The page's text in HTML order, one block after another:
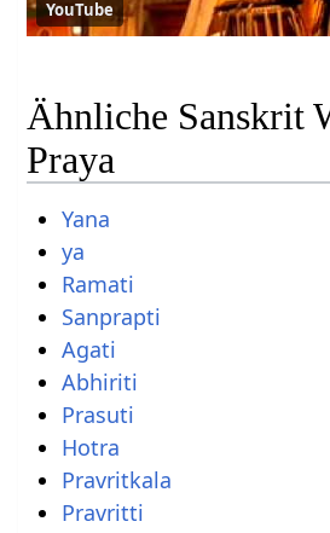
YouTube
Ähnliche Sanskrit
Praya
Yana
ya
Ramati
Sanprapti
Agati
Abhiriti
Prasuti
Hotra
Pravritkala
Pravritti